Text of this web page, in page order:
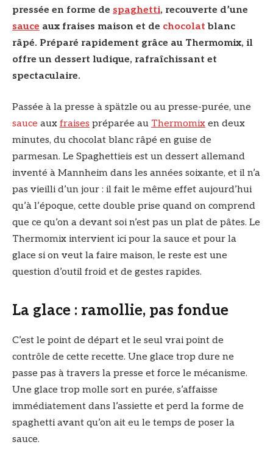
pressée en forme de spaghetti, recouverte d’une
sauce aux fraises maison et de chocolat blanc
râpé. Préparé rapidement grâce au Thermomix, il
offre un dessert ludique, rafraîchissant et
spectaculaire.
Passée à la presse à spätzle ou au presse-purée, une
sauce aux fraises préparée au Thermomix en deux
minutes, du chocolat blanc râpé en guise de
parmesan. Le Spaghettieis est un dessert allemand
inventé à Mannheim dans les années soixante, et il n’a
pas vieilli d’un jour : il fait le même effet aujourd’hui
qu’à l’époque, cette double prise quand on comprend
que ce qu’on a devant soi n’est pas un plat de pâtes. Le
Thermomix intervient ici pour la sauce et pour la
glace si on veut la faire maison, le reste est une
question d’outil froid et de gestes rapides.
La glace : ramollie, pas fondue
C’est le point de départ et le seul vrai point de
contrôle de cette recette. Une glace trop dure ne
passe pas à travers la presse et force le mécanisme.
Une glace trop molle sort en purée, s’affaisse
immédiatement dans l’assiette et perd la forme de
spaghetti avant qu’on ait eu le temps de poser la
sauce.